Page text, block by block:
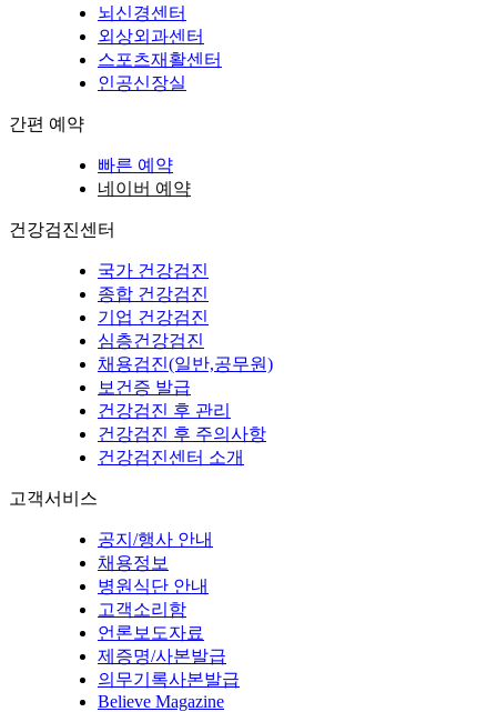
뇌신경센터
외상외과센터
스포츠재활센터
인공신장실
간편 예약
빠른 예약
네이버 예약
건강검진센터
국가 건강검진
종합 건강검진
기업 건강검진
심층건강검진
채용검진(일반,공무원)
보건증 발급
건강검진 후 관리
건강검진 후 주의사항
건강검진센터 소개
고객서비스
공지/행사 안내
채용정보
병원식단 안내
고객소리함
언론보도자료
제증명/사본발급
의무기록사본발급
Believe Magazine